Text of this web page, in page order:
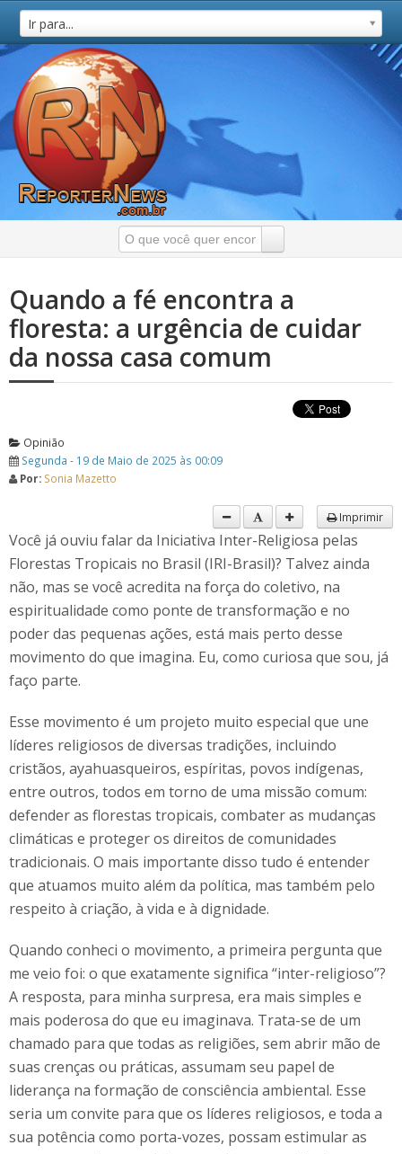
Ir para...
Quando a fé encontra a
floresta: a urgência de cuidar
da nossa casa comum
Opinião
Segunda - 19 de Maio de 2025 às 00:09
Por: Sonia Mazetto
Imprimir
Você já ouviu falar da Iniciativa Inter-Religiosa pelas
Florestas Tropicais no Brasil (IRI-Brasil)? Talvez ainda
não, mas se você acredita na força do coletivo, na
espiritualidade como ponte de transformação e no
poder das pequenas ações, está mais perto desse
movimento do que imagina. Eu, como curiosa que sou, já
faço parte.
Esse movimento é um projeto muito especial que une
líderes religiosos de diversas tradições, incluindo
cristãos, ayahuasqueiros, espíritas, povos indígenas,
entre outros, todos em torno de uma missão comum:
defender as florestas tropicais, combater as mudanças
climáticas e proteger os direitos de comunidades
tradicionais. O mais importante disso tudo é entender
que atuamos muito além da política, mas também pelo
respeito à criação, à vida e à dignidade.
Quando conheci o movimento, a primeira pergunta que
me veio foi: o que exatamente significa “inter-religioso”?
A resposta, para minha surpresa, era mais simples e
mais poderosa do que eu imaginava. Trata-se de um
chamado para que todas as religiões, sem abrir mão de
suas crenças ou práticas, assumam seu papel de
liderança na formação de consciência ambiental. Esse
seria um convite para que os líderes religiosos, e toda a
sua potência como porta-vozes, possam estimular as